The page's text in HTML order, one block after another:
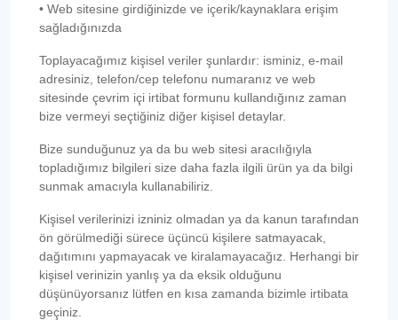
• Web sitesine girdiğinizde ve içerik/kaynaklara erişim
sağladığınızda
Toplayacağımız kişisel veriler şunlardır: isminiz, e-mail
adresiniz, telefon/cep telefonu numaranız ve web
sitesinde çevrim içi irtibat formunu kullandığınız zaman
bize vermeyi seçtiğiniz diğer kişisel detaylar.
Bize sunduğunuz ya da bu web sitesi aracılığıyla
topladığımız bilgileri size daha fazla ilgili ürün ya da bilgi
sunmak amacıyla kullanabiliriz.
Kişisel verilerinizi izniniz olmadan ya da kanun tarafından
ön görülmediği sürece üçüncü kişilere satmayacak,
dağıtımını yapmayacak ve kiralamayacağız. Herhangi bir
kişisel verinizin yanlış ya da eksik olduğunu
düşünüyorsanız lütfen en kısa zamanda bizimle irtibata
geçiniz.